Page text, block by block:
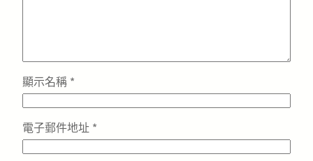
顯示名稱 *
電子郵件地址 *